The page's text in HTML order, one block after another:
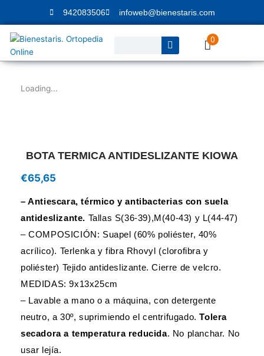
contenido
942083506 infoweb@bienestaris.com
0
Loading...
BOTA TERMICA ANTIDESLIZANTE KIOWA
€65,65
– Antiescara, térmico y antibacterias con suela
antideslizante. Tallas S(36-39),M(40-43) y L(44-47)
– COMPOSICIÓN: Suapel (60% poliéster, 40%
acrílico). Terlenka y fibra Rhovyl (clorofibra y
poliéster) Tejido antideslizante. Cierre de velcro.
MEDIDAS: 9x13x25cm
– Lavable a mano o a máquina, con detergente
neutro, a 30º, suprimiendo el centrifugado.Tolera
secadora a temperatura reducida. No planchar. No
usar lejía.